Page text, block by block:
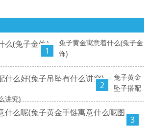
1
兔子黄金寓意着什么(兔子金
饰)
2
兔子黄金
坠子搭配
讲究)
3